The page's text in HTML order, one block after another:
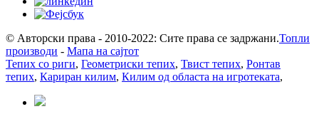
© Авторски права - 2010-2022: Сите права се задржани.Топли
производи - Мапа на сајтот
Тепих со риги, Геометриски тепих, Твист тепих, Ронтав
тепих, Кариран килим, Килим од областа на игротеката,